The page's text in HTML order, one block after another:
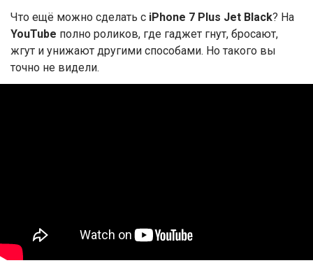
Что ещё можно сделать с iPhone 7 Plus Jet Black? На
YouTube полно роликов, где гаджет гнут, бросают,
жгут и унижают другими способами. Но такого вы
точно не видели.